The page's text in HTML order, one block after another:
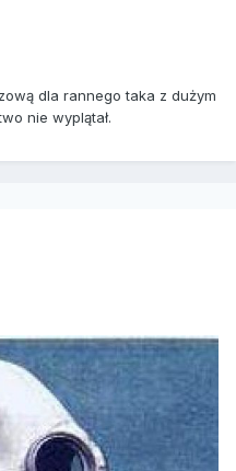
dla rannego taka z dużym
nie wyplątał.